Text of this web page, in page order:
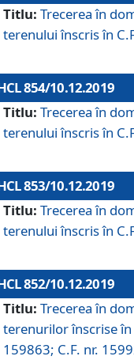
Titlu: Trecerea în
terenului înscris în
854/10.12.2019
Titlu: Trecerea în
terenului înscris în
853/10.12.2019
Titlu: Trecerea în
terenului înscris în
852/10.12.2019
Titlu: Trecerea în
terenurilor înscrise în
159863; C.F. nr.